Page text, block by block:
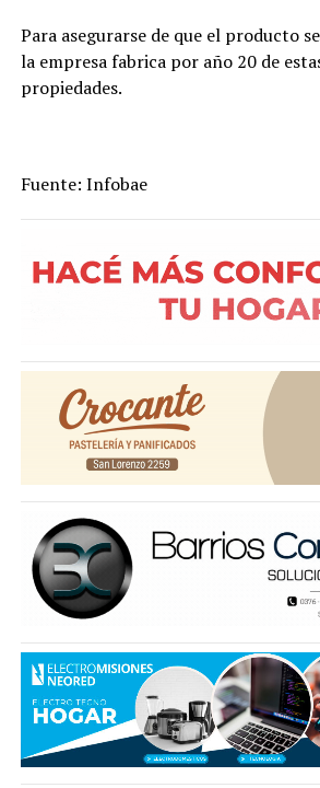
Para asegurarse de que el producto
la empresa fabrica por año 20 de
propiedades.
Fuente: Infobae